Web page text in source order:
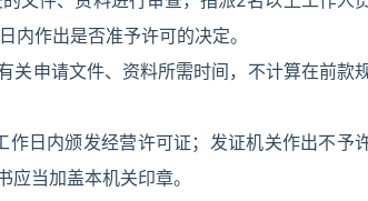
作出是否准予许可的决定。
关申请文件、资料所需时间，不计算在前款
日内颁发经营许可证；发证机关作出不予
当加盖本机关印章。